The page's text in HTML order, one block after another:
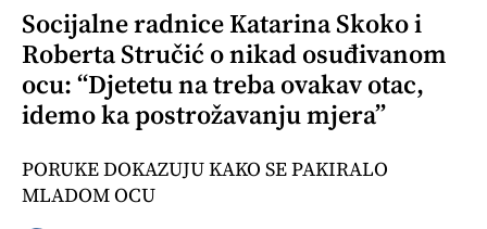
Socijalne radnice Katarina Skoko i
Roberta Stručić o nikad osuđivanom
ocu: “Djetetu na treba ovakav otac,
idemo ka postrožavanju mjera”
PORUKE DOKAZUJU KAKO SE PAKIRALO
MLADOM OCU